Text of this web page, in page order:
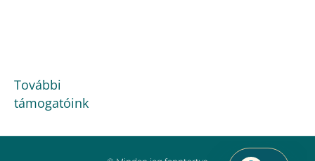
További
támogatóink